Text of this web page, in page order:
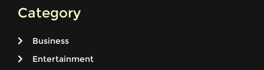
Category
Business
Entertainment